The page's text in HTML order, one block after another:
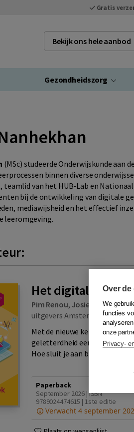
Gratis
Bekijk ons hele aanbod
Gezondheidszorg
(MSc) studeerde Onderwijskunde aan
binnen diverse
van het HUB-Lab en
bij de ontwikkeling van digitale
mediawijsheid en het effectief
leeromgeving.
Het digitale
Pim Renou, Josien Boetje,
uitgevers Amsterdam
Met de nieuwe kerndoelen
geletterdheid een plek geven
Hoe sluit je aan bij je
Paperback
September 2026 | ISBN
9789024474615 | 1ste editie
Verwacht 4 september
Over de
We
functies
onze
Privacy-